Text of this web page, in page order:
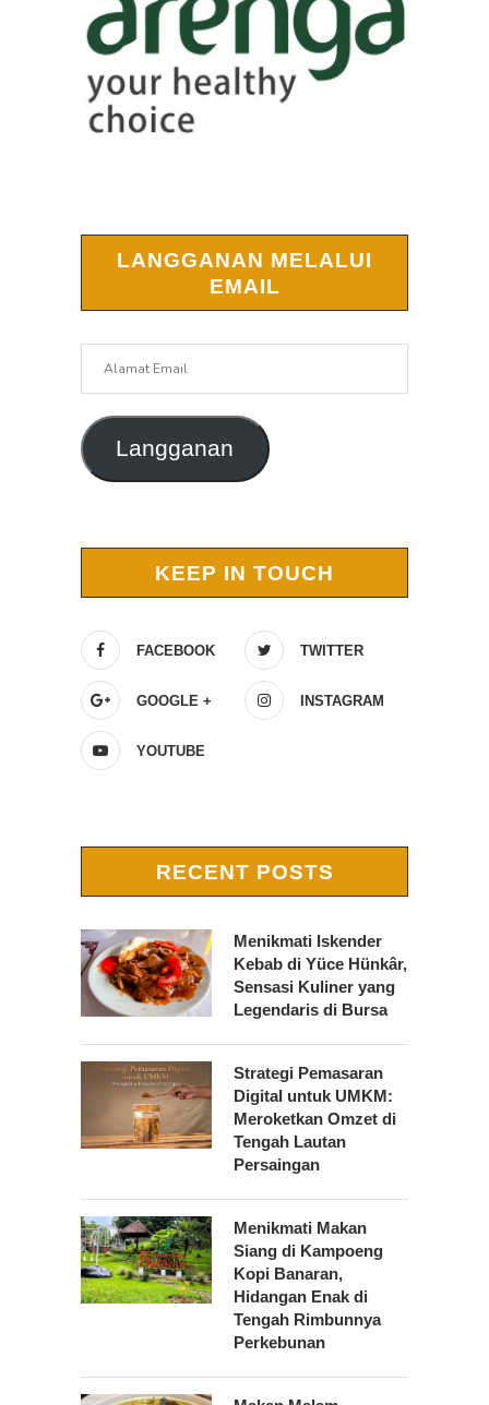
LANGGANAN MELALUI
EMAIL
Langganan
KEEP IN TOUCH
FACEBOOK TWITTER
GOOGLE + INSTAGRAM
YOUTUBE
RECENT POSTS
Menikmati Iskender
Kebab di Yüce Hünkâr,
Sensasi Kuliner yang
Legendaris di Bursa
Strategi Pemasaran
Digital untuk UMKM:
Meroketkan Omzet di
Tengah Lautan
Persaingan
Menikmati Makan
Siang di Kampoeng
Kopi Banaran,
Hidangan Enak di
Tengah Rimbunnya
Perkebunan